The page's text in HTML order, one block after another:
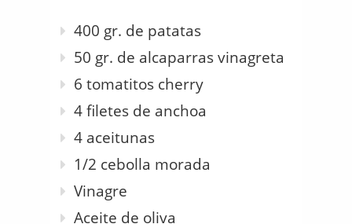
400 gr. de patatas
50 gr. de alcaparras vinagreta
6 tomatitos cherry
4 filetes de anchoa
4 aceitunas
1/2 cebolla morada
Vinagre
Aceite de oliva